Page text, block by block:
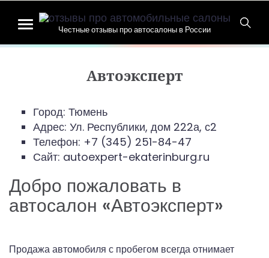
Честные отзывы про автосалоны в России
Автоэксперт
Город: Тюмень
Адрес: Ул. Республики, дом 222а, с2
Телефон: +7 (345) 251-84-47
Сайт: autoexpert-ekaterinburg.ru
Добро пожаловать в
автосалон «Автоэксперт»
Продажа автомобиля с пробегом всегда отнимает